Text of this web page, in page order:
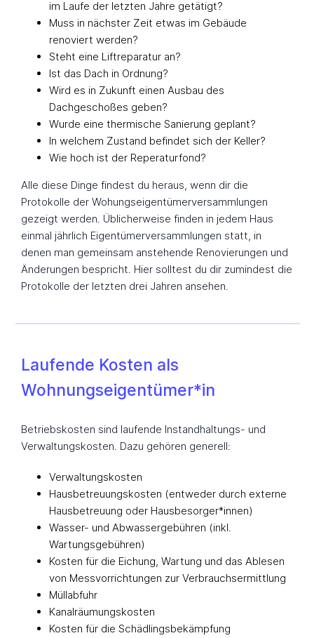
im Laufe der letzten Jahre getätigt?
Muss in nächster Zeit etwas im Gebäude
renoviert werden?
Steht eine Liftreparatur an?
Ist das Dach in Ordnung?
Wird es in Zukunft einen Ausbau des
Dachgeschoßes geben?
Wurde eine thermische Sanierung geplant?
In welchem Zustand befindet sich der Keller?
Wie hoch ist der Reperaturfond?
Alle diese Dinge findest du heraus, wenn dir die
Protokolle der Wohungseigentümerversammlungen
gezeigt werden. Üblicherweise finden in jedem Haus
einmal jährlich Eigentümerversammlungen statt, in
denen man gemeinsam anstehende Renovierungen und
Änderungen bespricht. Hier solltest du dir zumindest die
Protokolle der letzten drei Jahren ansehen.
Laufende Kosten als
Wohnungseigentümer*in
Betriebskosten sind laufende Instandhaltungs- und
Verwaltungskosten. Dazu gehören generell:
Verwaltungskosten
Hausbetreuungskosten (entweder durch externe
Hausbetreuung oder Hausbesorger*innen)
Wasser- und Abwassergebühren (inkl.
Wartungsgebühren)
Kosten für die Eichung, Wartung und das Ablesen
von Messvorrichtungen zur Verbrauchsermittlung
Müllabfuhr
Kanalräumungskosten
Kosten für die Schädlingsbekämpfung